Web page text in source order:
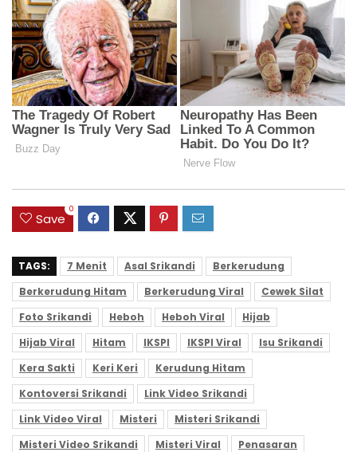
Save
0
TAGS: 7 Menit Asal Srikandi
Berkerudung
Berkerudung Hitam
Berkerudung Viral
Cewek Silat
Foto Srikandi
Heboh Heboh Viral
Hijab
Hijab Viral
Hitam IKSPI IKSPI Viral
Isu Srikandi
Kera Sakti
Keri Keri
Kerudung Hitam
Kontoversi Srikandi
Link Video Srikandi
Link Video Viral
Misteri
Misteri Srikandi
Misteri Video Srikandi
Misteri Viral
Penasaran